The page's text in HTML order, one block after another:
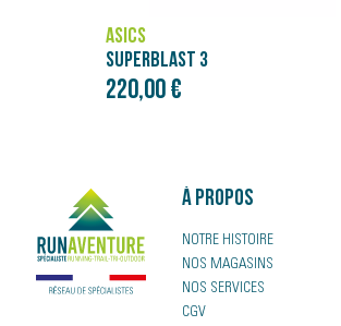
BROOKS
CASCADIA ELITE
250,00 €
À propos
NOTRE HISTOIRE
NOS MAGASINS
NOS SERVICES
CGV